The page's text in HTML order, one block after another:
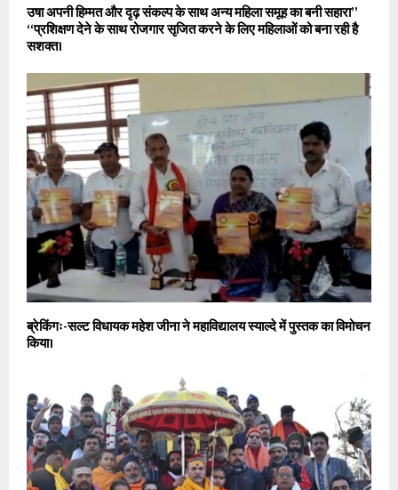
उषा अपनी हिम्मत और दृढ़ संकल्प के साथ अन्य महिला समूह का बनी सहारा”
“प्रशिक्षण देने के साथ रोजगार सृजित करने के लिए महिलाओं को बना रही है
सशक्त।
ब्रेकिंगः-सल्ट विधायक महेश जीना ने महाविद्यालय स्याल्दे में पुस्तक का विमोचन
किया।